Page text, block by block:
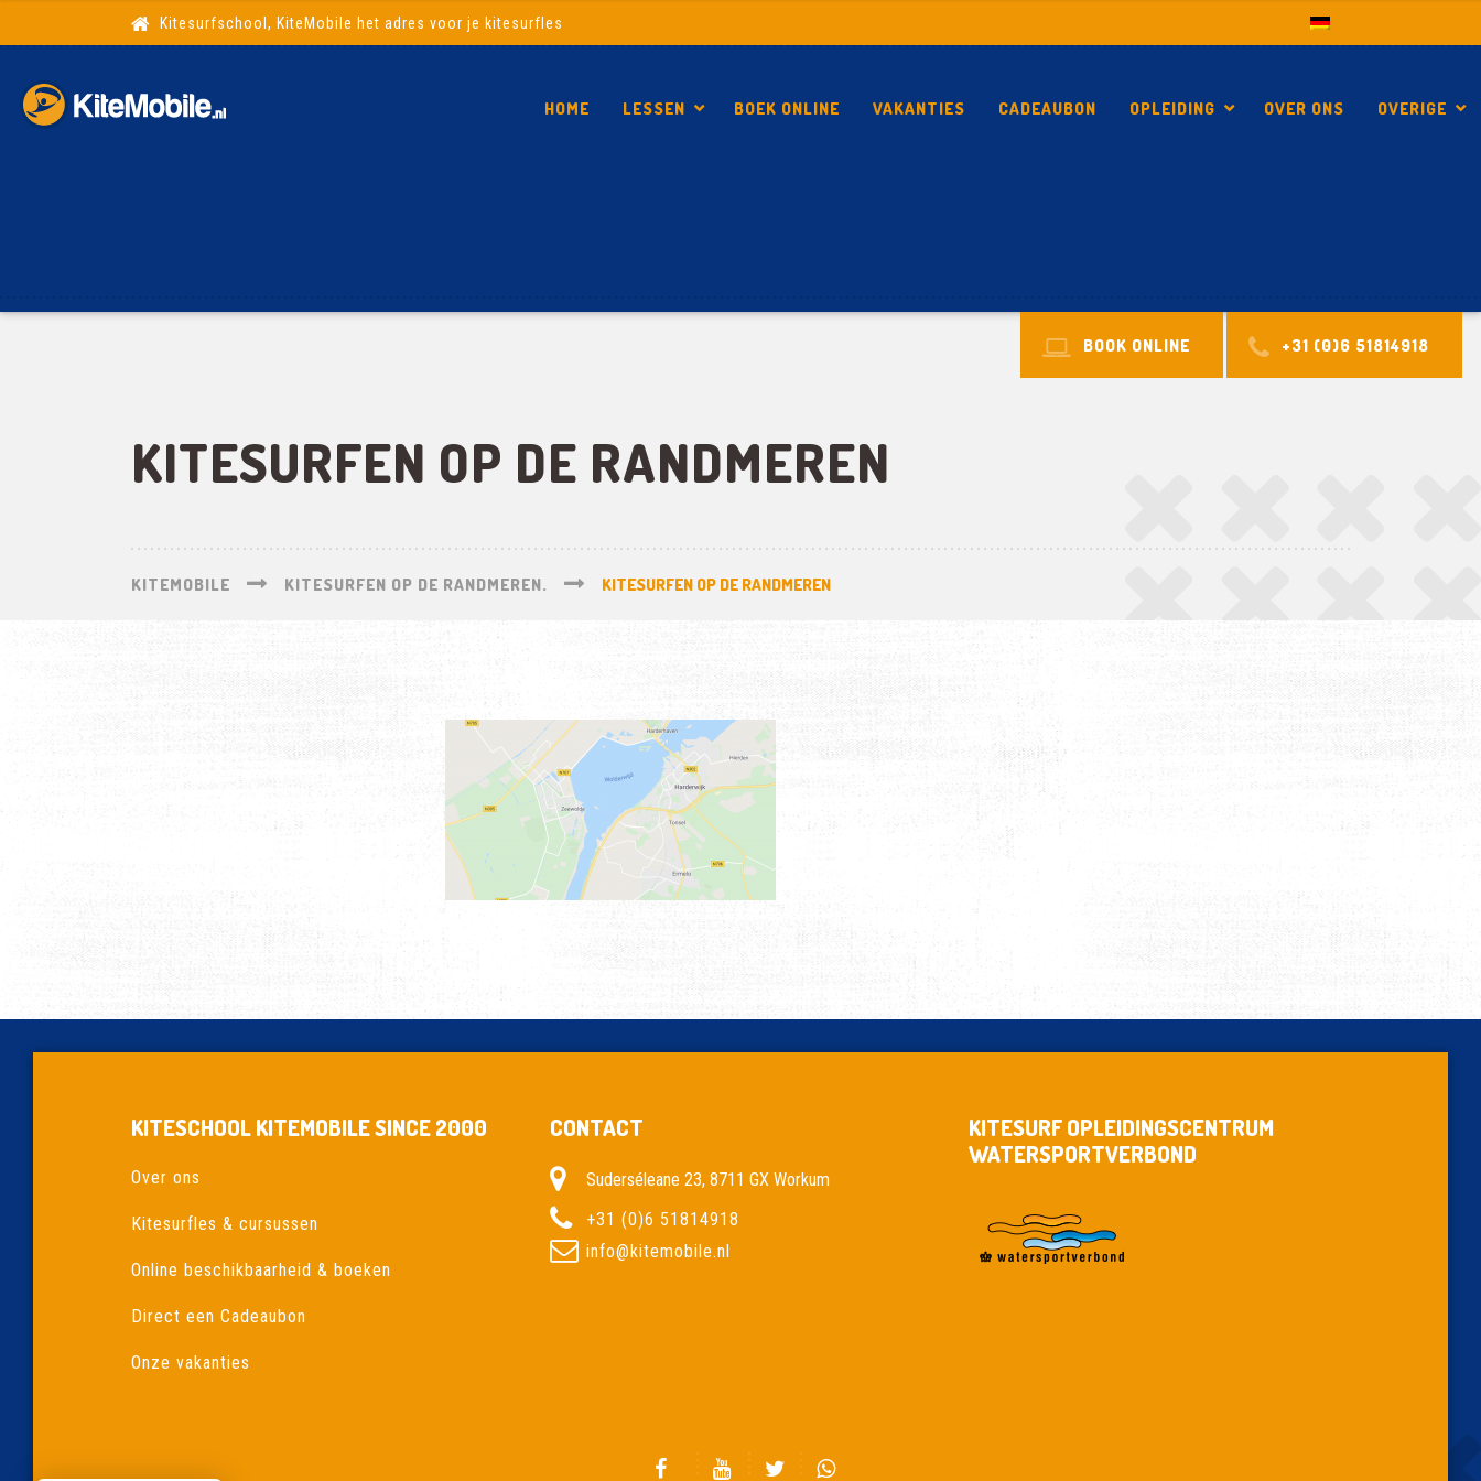
Kitesurfschool, KiteMobile het adres voor je kitesurfles
HOME LESSEN BOEK ONLINE VAKANTIES CADEAUBON OPLEIDING OVER ONS OVERIGE
BOOK ONLINE +31 (0)6 51814918
KITESURFEN OP DE RANDMEREN
KITEMOBILE KITESURFEN OP DE RANDMEREN. KITESURFEN OP DE RANDMEREN
KITESCHOOL KITEMOBILE SINCE 2000
Over ons
Kitesurfles & cursussen
Online beschikbaarheid & boeken
Direct een Cadeaubon
Onze vakanties
CONTACT
Suderséleane 23, 8711 GX Workum
+31 (0)6 51814918
info@kitemobile.nl
KITESURF OPLEIDINGSCENTRUM
WATERSPORTVERBOND